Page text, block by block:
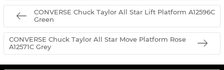
CONVERSE Chuck Taylor All Star Lift Platform A12596C
Green
CONVERSE Chuck Taylor All Star Move Platform Rose
A12571C Grey